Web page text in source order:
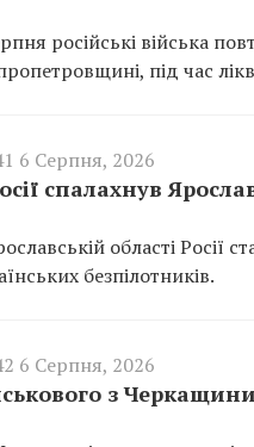
російські війська
під час
6 Серпня, 2026
спалахнув
області Росії
безпілотників.
6 Серпня, 2026
з